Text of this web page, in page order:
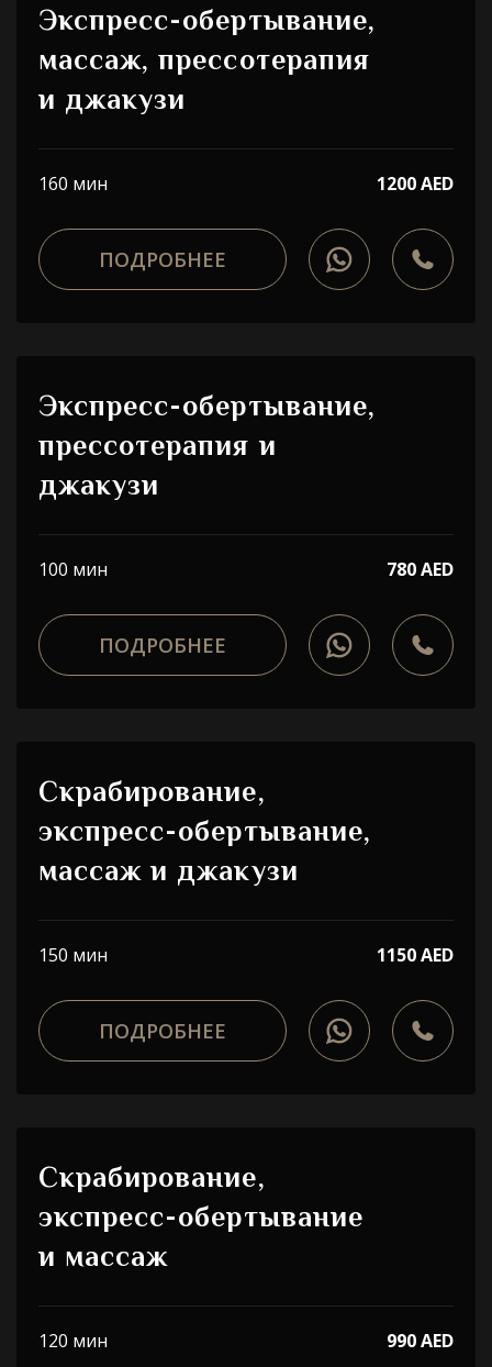
Экспресс-обертывание,
массаж, прессотерапия
и джакузи
160 мин 1200 AED
ПОДРОБНЕЕ
Экспресс-обертывание,
прессотерапия и
джакузи
100 мин 780 AED
ПОДРОБНЕЕ
Скрабирование,
экспресс-обертывание,
массаж и джакузи
150 мин 1150 AED
ПОДРОБНЕЕ
Скрабирование,
экспресс-обертывание
и массаж
120 мин 990 AED